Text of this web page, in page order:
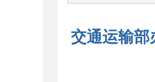
交通运输